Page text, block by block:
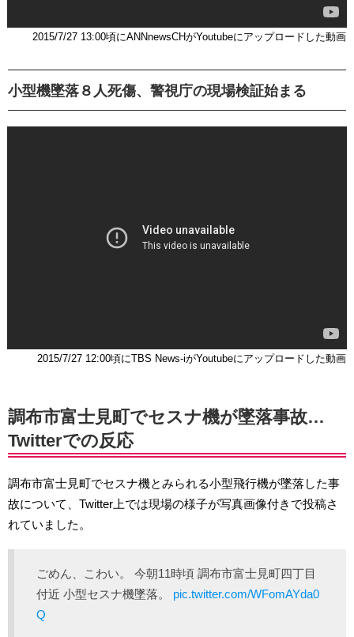
2015/7/27 13:00頃にANNnewsCHがYoutubeにアップロードした動画
小型機墜落８人死傷、警視庁の現場検証始まる
2015/7/27 12:00頃にTBS News-iがYoutubeにアップロードした動画
調布市富士見町でセスナ機が墜落事故…
Twitterでの反応
調布市富士見町でセスナ機とみられる小型飛行機が墜落した事
故について、Twitter上では現場の様子が写真画像付きで投稿さ
れていました。
ごめん、こわい。 今朝11時頃 調布市富士見町四丁目
付近 小型セスナ機墜落。 pic.twitter.com/WFomAYda0
Q